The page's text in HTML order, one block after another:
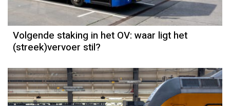
Volgende staking in het OV: waar ligt het
(streek)vervoer stil?